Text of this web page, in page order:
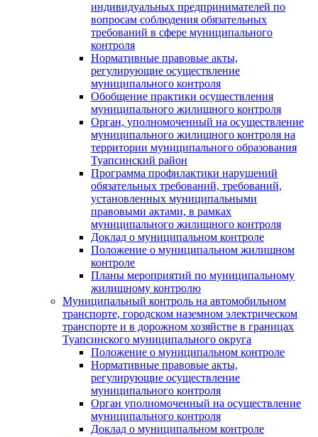
индивидуальных предпринимателей по
вопросам соблюдения обязательных
требований в сфере муниципального
контроля
Нормативные правовые акты,
регулирующие осуществление
муниципального контроля
Обобщение практики осуществления
муниципального жилищного контроля
Орган, уполномоченный на осуществление
муниципального жилищного контроля на
территории муниципального образования
Туапсинский район
Программа профилактики нарушений
обязательных требований, требований,
установленных муниципальными
правовыми актами, в рамках
муниципального жилищного контроля
Доклад о муниципальном контроле
Положение о муниципальном жилищном
контроле
Планы мероприятий по муниципальному
жилищному контролю
Муниципальный контроль на автомобильном
транспорте, городском наземном электрическом
транспорте и в дорожном хозяйстве в границах
Туапсинского муниципального округа
Положение о муниципальном контроле
Нормативные правовые акты,
регулирующие осуществление
муниципального контроля
Орган уполномоченный на осуществление
муниципального контроля
Доклад о муниципальном контроле